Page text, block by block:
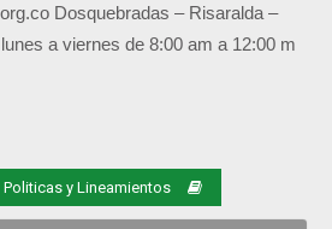
Dosquebradas – Risaralda –
a viernes de 8:00 am a 12:00 m
Politicas y Lineamientos